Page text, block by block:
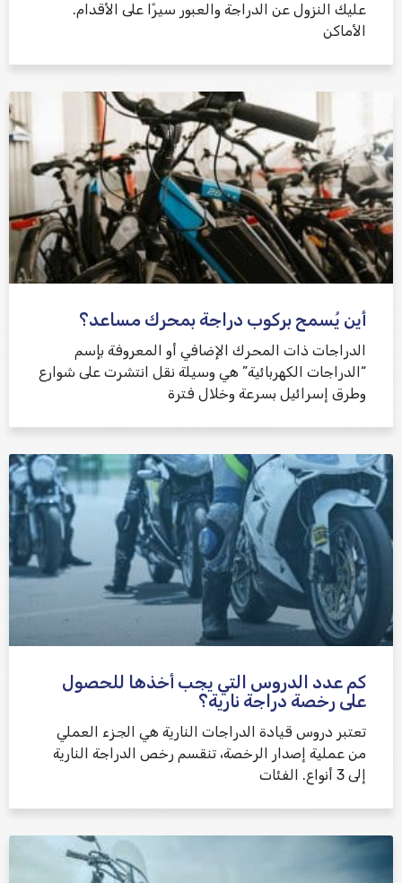
عليك النزول عن الدراجة والعبور سيرًا على الأقدام.
الأماكن
أين يُسمح بركوب دراجة بمحرك مساعد؟
الدراجات ذات المحرك الإضافي أو المعروفة بإسم
“الدراجات الكهربائية” هي وسيلة نقل انتشرت على شوارع
وطرق إسرائيل بسرعة وخلال فترة
كم عدد الدروس التي يجب أخذها للحصول
على رخصة دراجة نارية؟
تعتبر دروس قيادة الدراجات النارية هي الجزء العملي
من عملية إصدار الرخصة، تنقسم رخص الدراجة النارية
إلى 3 أنواع. الفئات